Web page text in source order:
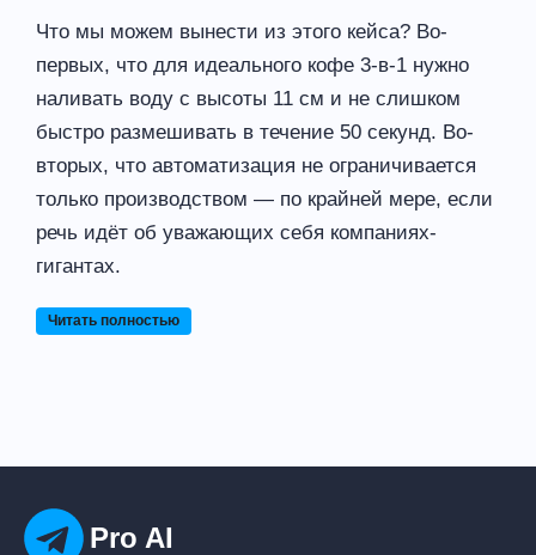
Что мы можем вынести из этого кейса? Во-
первых, что для идеального кофе 3-в-1 нужно
наливать воду с высоты 11 см и не слишком
быстро размешивать в течение 50 секунд. Во-
вторых, что автоматизация не ограничивается
только производством — по крайней мере, если
речь идёт об уважающих себя компаниях-
гигантах.
Читать полностью
Pro AI